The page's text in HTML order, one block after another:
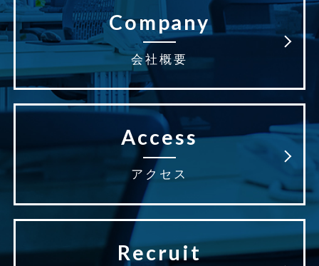
Company
会社概要
Access
アクセス
Recruit